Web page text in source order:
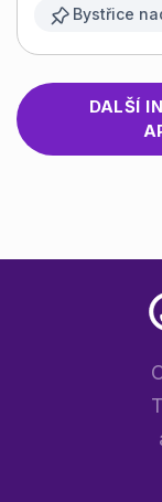
Bystřice
DALŠÍ